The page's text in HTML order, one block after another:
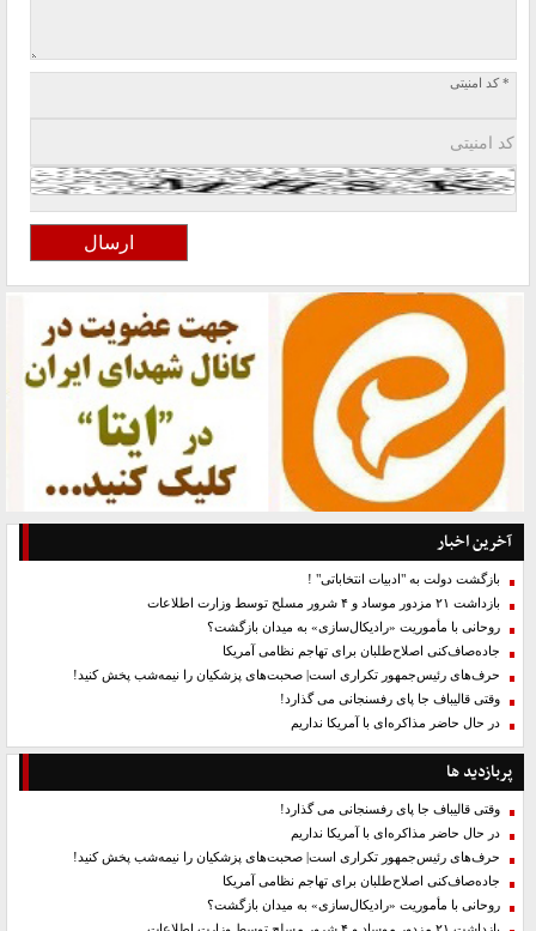
* کد امنیتی
آخرین اخبار
بازگشت دولت به "ادبیات انتخاباتی" !
بازداشت ۲۱ مزدور موساد و ۴ شرور مسلح توسط وزارت اطلاعات
روحانی با مأموریت «رادیکال‌سازی» به میدان بازگشت؟
جاده‌صاف‌کنی اصلاح‌طلبان برای تهاجم نظامی آمریکا
حرف‌های رئیس‌جمهور تکراری است| صحبت‌های پزشکیان را نیمه‌شب پخش کنید!
وقتی قالیباف جا پای رفسنجانی می گذارد!
در حال حاضر مذاکره‌ای با آمریکا نداریم
پربازدید ها
وقتی قالیباف جا پای رفسنجانی می گذارد!
در حال حاضر مذاکره‌ای با آمریکا نداریم
حرف‌های رئیس‌جمهور تکراری است| صحبت‌های پزشکیان را نیمه‌شب پخش کنید!
جاده‌صاف‌کنی اصلاح‌طلبان برای تهاجم نظامی آمریکا
روحانی با مأموریت «رادیکال‌سازی» به میدان بازگشت؟